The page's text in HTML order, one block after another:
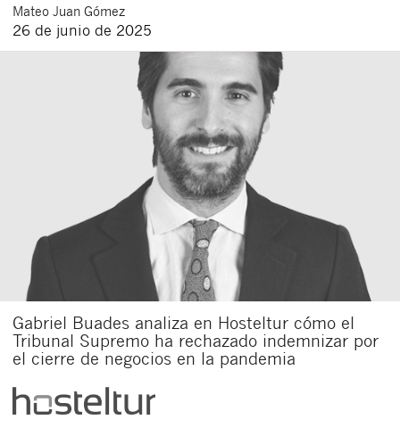
Mateo Juan Gómez
26 de junio de 2025
Gabriel Buades analiza en Hosteltur cómo el
Tribunal Supremo ha rechazado indemnizar por
el cierre de negocios en la pandemia